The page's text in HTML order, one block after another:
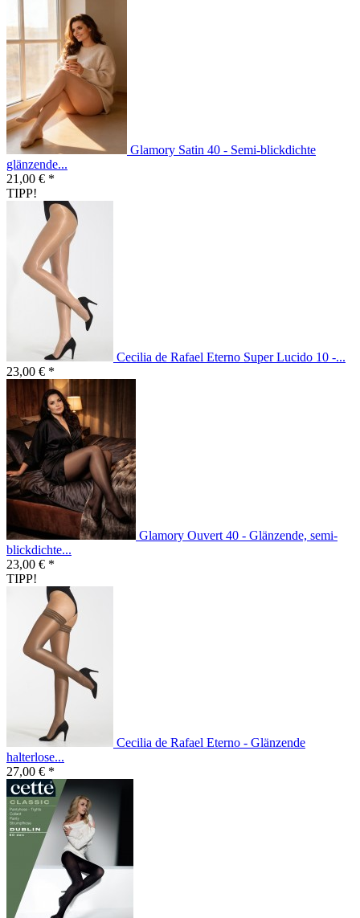
Glamory Satin 40 - Semi-blickdichte
glänzende...
21,00 € *
TIPP!
Cecilia de Rafael Eterno Super Lucido 10 -...
23,00 € *
Glamory Ouvert 40 - Glänzende, semi-
blickdichte...
23,00 € *
TIPP!
Cecilia de Rafael Eterno - Glänzende
halterlose...
27,00 € *